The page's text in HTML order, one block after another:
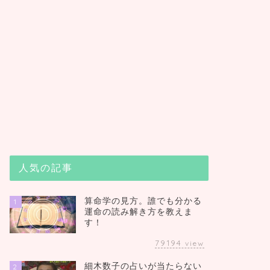
人気の記事
1
算命学の見方。誰でも分かる
運命の読み解き方を教えま
す！
79194 view
2 細木数子の占いが当たらない